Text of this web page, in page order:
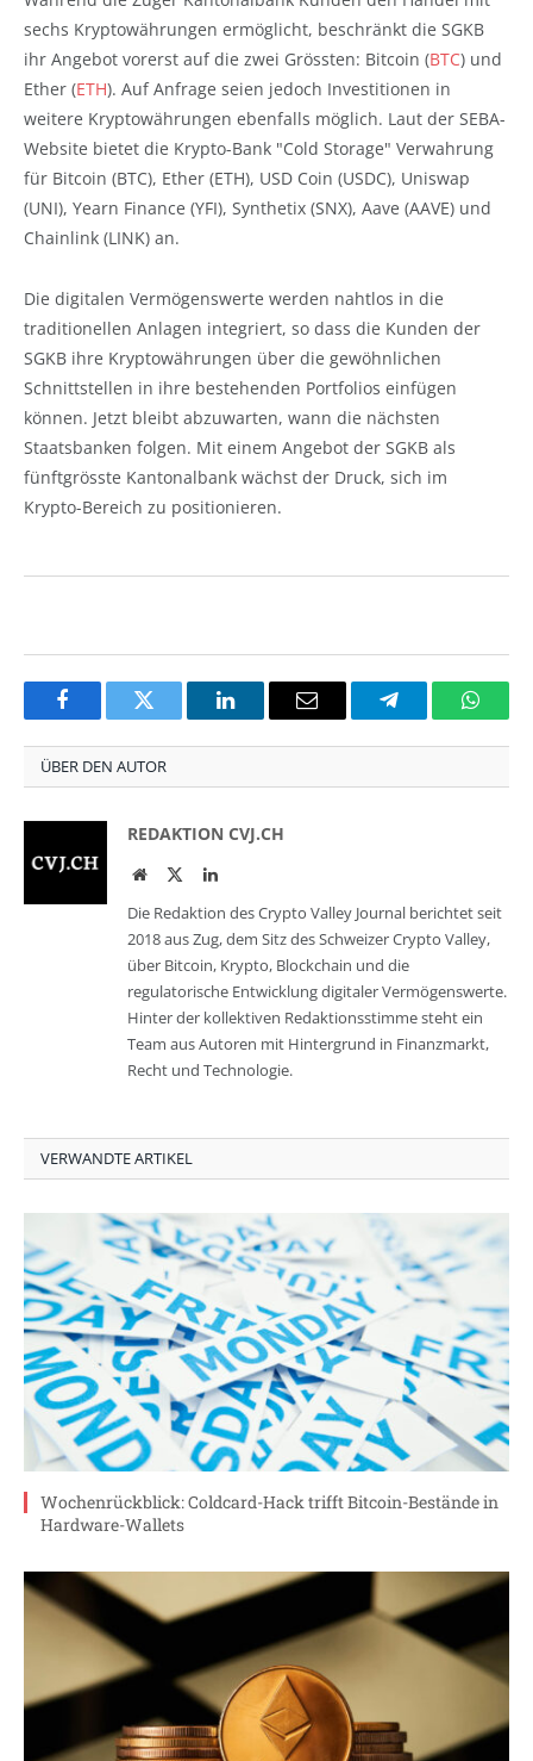
sechs Kryptowährungen ermöglicht, beschränkt die SGKB
ihr Angebot vorerst auf die zwei Grössten: Bitcoin (BTC) und
Ether (ETH). Auf Anfrage seien jedoch Investitionen in
weitere Kryptowährungen ebenfalls möglich. Laut der SEBA-
Website bietet die Krypto-Bank "Cold Storage" Verwahrung
für Bitcoin (BTC), Ether (ETH), USD Coin (USDC), Uniswap
(UNI), Yearn Finance (YFI), Synthetix (SNX), Aave (AAVE) und
Chainlink (LINK) an.
Die digitalen Vermögenswerte werden nahtlos in die
traditionellen Anlagen integriert, so dass die Kunden der
SGKB ihre Kryptowährungen über die gewöhnlichen
Schnittstellen in ihre bestehenden Portfolios einfügen
können. Jetzt bleibt abzuwarten, wann die nächsten
Staatsbanken folgen. Mit einem Angebot der SGKB als
fünftgrösste Kantonalbank wächst der Druck, sich im
Krypto-Bereich zu positionieren.
FacebookTwitter LinkedInEmail Telegram
ÜBER DEN AUTOR
REDAKTION CVJ.CH
WebsiteTwitterLinkedIn
Die Redaktion des Crypto Valley Journal berichtet seit
2018 aus Zug, dem Sitz des Schweizer Crypto Valley,
über Bitcoin, Krypto, Blockchain und die
regulatorische Entwicklung digitaler Vermögenswerte.
Hinter der kollektiven Redaktionsstimme steht ein
Team aus Autoren mit Hintergrund in Finanzmarkt,
Recht und Technologie.
VERWANDTE ARTIKEL
Wochenrückblick: Coldcard-Hack trifft Bitcoin-Bestände in
Hardware-Wallets